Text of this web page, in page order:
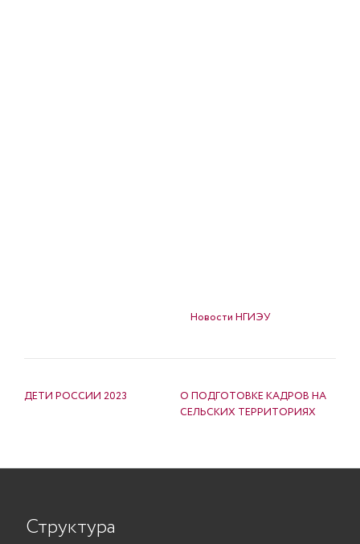
Новости НГИЭУ
ДЕТИ РОССИИ 2023
О ПОДГОТОВКЕ КАДРОВ НА
СЕЛЬСКИХ ТЕРРИТОРИЯХ
Структура